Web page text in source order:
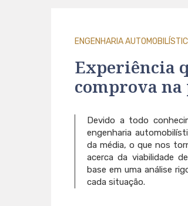
ENGENHARIA
Experiência
comprova
Devido a todo
engenharia
da média, o que nos
acerca da viabilidade
base em uma análise
cada situação.